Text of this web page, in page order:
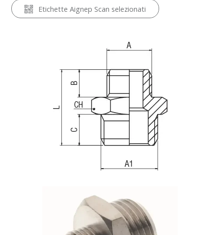
Etichette Aignep Scan selezionati